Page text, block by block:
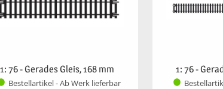
1: 76 - Gerades Gleis, 168 mm
Bestellartikel - Ab Werk lieferbar
1: 76 -